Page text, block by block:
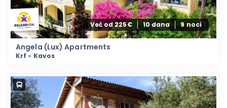
Već od 225€ 10 dana 9 noci
Angela (Lux) Apartments
Krf - Kavos